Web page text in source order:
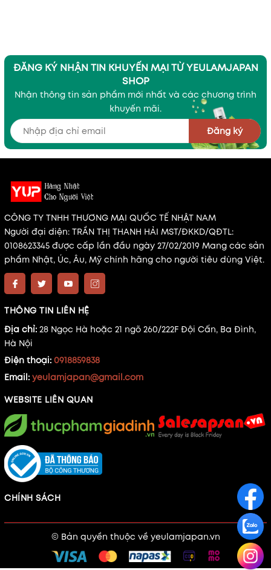
ĐĂNG KÝ NHẬN TIN KHUYẾN MẠI TỪ YEULAMJAPAN
SHOP
Nhận thông tin sản phẩm mới nhất và các chương trình
khuyến mãi.
Đăng ký
CÔNG TY TNHH THƯƠNG MẠI QUỐC TẾ NHẬT NAM
Người đại diện: TRẦN THỊ THANH HẢI MST/ĐKKD/QĐTL:
0108623345 được cấp lần đầu ngày 27/02/2019 Mang các sản
phẩm Nhật, Úc, Âu, Mỹ chính hãng cho người tiêu dùng Việt.
THÔNG TIN LIÊN HỆ
Địa chỉ: 28 Ngọc Hà hoặc 21 ngõ 260/222F Đội Cấn, Ba Đình,
Hà Nội
Điện thoại: 0918859838
Email: yeulamjapan@gmail.com
WEBSITE LIÊN QUAN
CHÍNH SÁCH
© Bản quyền thuộc về yeulamjapan.vn